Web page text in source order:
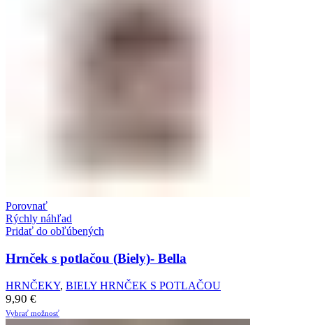
Porovnať
Rýchly náhľad
Pridať do obľúbených
Hrnček s potlačou (Biely)- Bella
HRNČEKY, BIELY HRNČEK S POTLAČOU
9,90 €
Vybrať možnosť